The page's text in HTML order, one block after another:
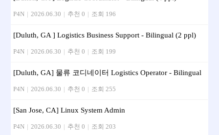
P4N | 2026.06.30 | 추천 0 | 조회 196
[Duluth, GA ] Logistics Business Support - Bilingual (2 ppl)
P4N | 2026.06.30 | 추천 0 | 조회 199
[Duluth, GA] 물류 코디네이터 Logistics Operator - Bilingual
P4N | 2026.06.30 | 추천 0 | 조회 255
[San Jose, CA] Linux System Admin
P4N | 2026.06.30 | 추천 0 | 조회 203